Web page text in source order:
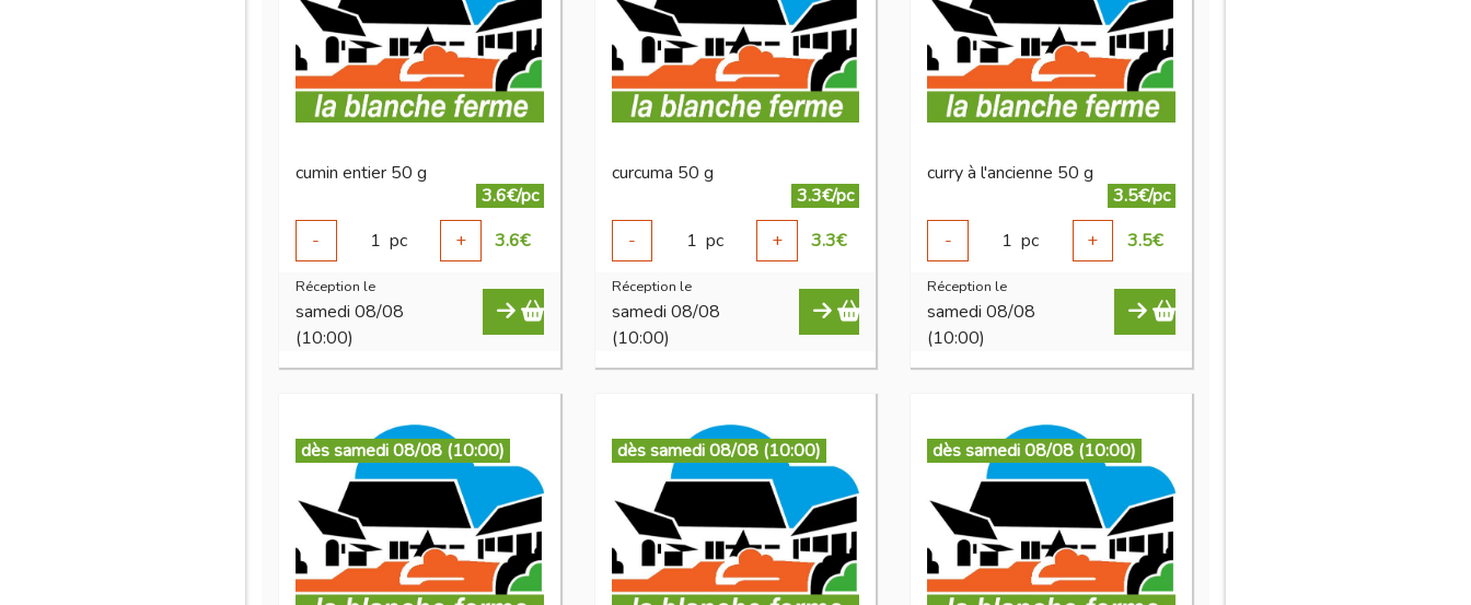
cumin entier 50 g
3.6€/pc
-
1 pc + 3.6€
Réception le
samedi 08/08
(10:00)
curcuma 50 g
3.3€/pc
-
1 pc + 3.3€
Réception le
samedi 08/08
(10:00)
curry à l'ancienne 50 g
3.5€/pc
-
1 pc + 3.5€
Réception le
samedi 08/08
(10:00)
dès samedi 08/08 (10:00) dès samedi 08/08 (10:00) dès samedi 08/08 (10:00)